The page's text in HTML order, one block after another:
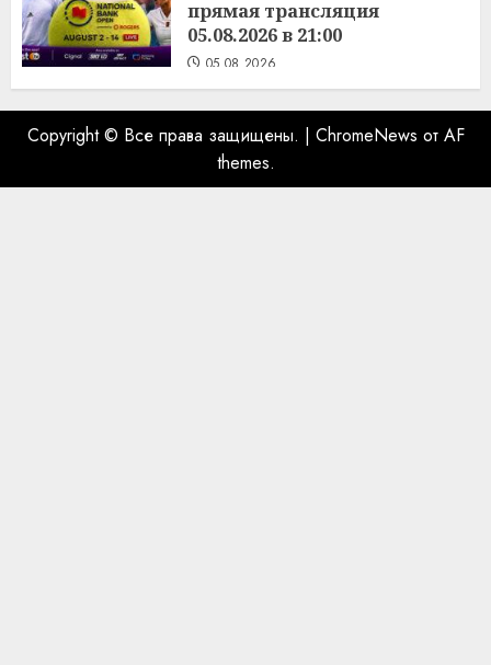
прямая трансляция
05.08.2026 в 21:00
05.08.2026
Copyright © Все права защищены. | ChromeNews от AF
themes.